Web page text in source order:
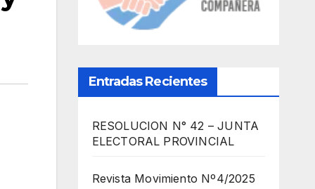
Entradas Recientes
RESOLUCION N° 42 – JUNTA
ELECTORAL PROVINCIAL
Revista Movimiento Nº4/2025